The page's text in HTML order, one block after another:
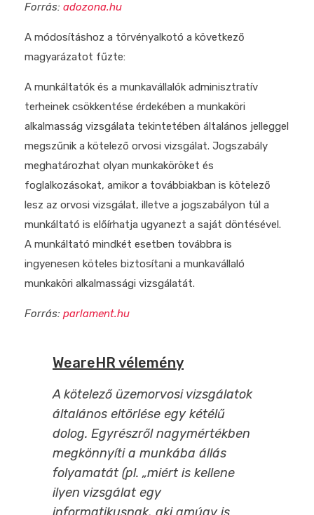
Forrás: adozona.hu
A módosításhoz a törvényalkotó a következő
magyarázatot fűzte:
A munkáltatók és a munkavállalók adminisztratív
terheinek csökkentése érdekében a munkaköri
alkalmasság vizsgálata tekintetében általános jelleggel
megszűnik a kötelező orvosi vizsgálat. Jogszabály
meghatározhat olyan munkaköröket és
foglalkozásokat, amikor a továbbiakban is kötelező
lesz az orvosi vizsgálat, illetve a jogszabályon túl a
munkáltató is előírhatja ugyanezt a saját döntésével.
A munkáltató mindkét esetben továbbra is
ingyenesen köteles biztosítani a munkavállaló
munkaköri alkalmassági vizsgálatát.
Forrás: parlament.hu
WeareHR vélemény
A kötelező üzemorvosi vizsgálatok
általános eltörlése egy kétélű
dolog. Egyrészről nagymértékben
megkönnyíti a munkába állás
folyamatát (pl. „miért is kellene
ilyen vizsgálat egy